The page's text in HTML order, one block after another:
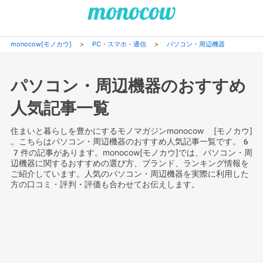
monocow[モノカウ] > PC・スマホ・通信> パソコン・周辺機器
パソコン・周辺機器のおすすめ
人気記事一覧
住まいと暮らしを豊かにするモノマガジンmonocow [モノカウ]
。こちらはパソコン・周辺機器のおすすめ人気記事一覧です。6
7件の記事があります。monocow[モノカウ]では、パソコン・周
辺機器に関するおすすめの選び方、ブランド、ランキング情報を
ご紹介しています。人気のパソコン・周辺機器を実際に利用した
方の口コミ・評判・評価も合わせてお伝えします。